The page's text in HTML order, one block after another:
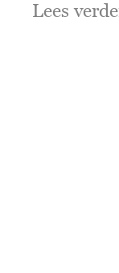
Lees